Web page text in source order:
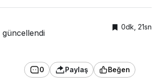
güncellendi
0dk, 21sn
0 Paylaş Beğen